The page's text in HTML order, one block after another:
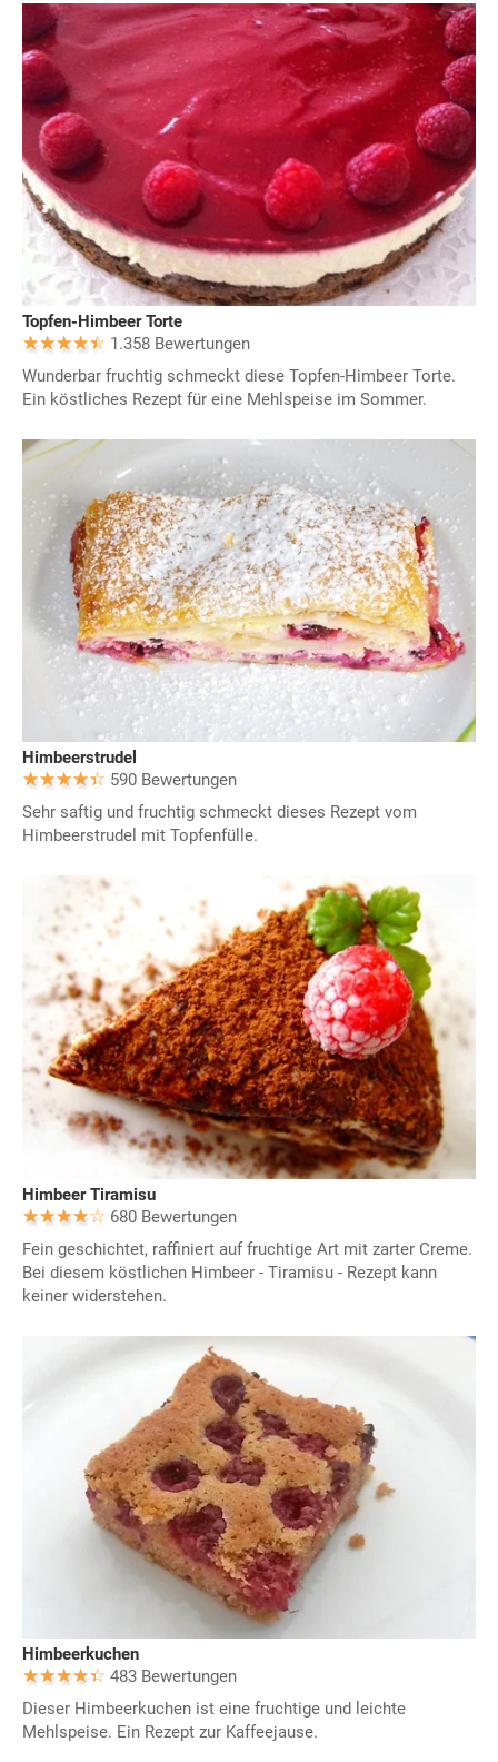
Topfen-Himbeer Torte
1.358 Bewertungen
Wunderbar fruchtig schmeckt diese Topfen-Himbeer Torte.
Ein köstliches Rezept für eine Mehlspeise im Sommer.
Himbeerstrudel
590 Bewertungen
Sehr saftig und fruchtig schmeckt dieses Rezept vom
Himbeerstrudel mit Topfenfülle.
Himbeer Tiramisu
680 Bewertungen
Fein geschichtet, raffiniert auf fruchtige Art mit zarter Creme.
Bei diesem köstlichen Himbeer - Tiramisu - Rezept kann
keiner widerstehen.
Himbeerkuchen
483 Bewertungen
Dieser Himbeerkuchen ist eine fruchtige und leichte
Mehlspeise. Ein Rezept zur Kaffeejause.